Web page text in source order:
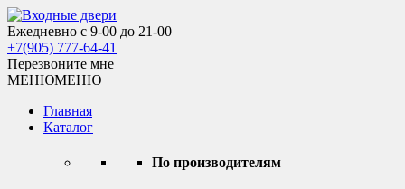
Skip
to
content
Входные двери
Ежедневно с 9-00 до 21-00
+7(905) 777-64-41
Перезвоните мне
МЕНЮМЕНЮ
Главная
Каталог
По производителям